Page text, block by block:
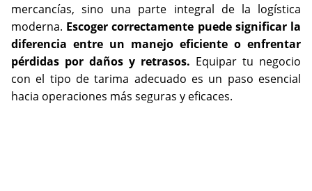
mercancías, sino una parte integral de la logística
moderna. Escoger correctamente puede significar la
diferencia entre un manejo eficiente o enfrentar
pérdidas por daños y retrasos. Equipar tu negocio
con el tipo de tarima adecuado es un paso esencial
hacia operaciones más seguras y eficaces.